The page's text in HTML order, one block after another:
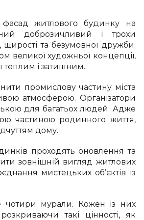
житлового будинку на
доброзичливий і трохи
та безумовної дружби.
художньої концепції,
теплим і затишним.
промислову частину міста
атмосферою. Організатори
для багатьох людей. Адже
частиною родинного життя,
дому.
проходять оновлення та
зовнішній вигляд житлових
мистецьких об’єктів із
чотири мурали. Кожен із них
такі цінності, як